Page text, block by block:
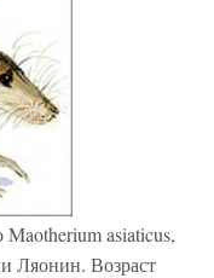
asiaticus,
Ляонин. Возраст